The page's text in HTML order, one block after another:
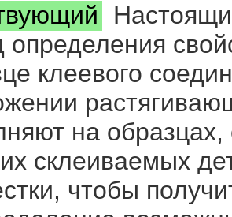
определения
клеевого
на образцах,
склеиваемых
чтобы